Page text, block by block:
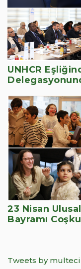
UNHCR
23 Nisan
Bayramı
Tweets by